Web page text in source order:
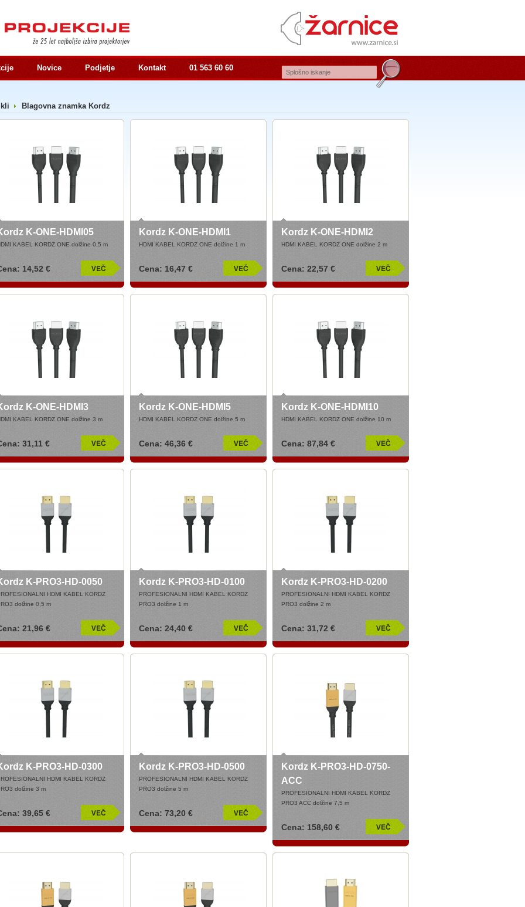
Novice Podjetje Kontakt 01 563 60 60
Blagovna znamka Kordz
K-ONE-HDMI05
KABEL KORDZ ONE dolžine 0,5 m
14,52 €
Kordz K-ONE-HDMI1
HDMI KABEL KORDZ ONE dolžine 1 m
Cena: 16,47 €
Kordz K-ONE-HDMI2
HDMI KABEL KORDZ ONE dolžine 2 m
Cena: 22,57 €
K-ONE-HDMI3
KABEL KORDZ ONE dolžine 3 m
31,11 €
Kordz K-ONE-HDMI5
HDMI KABEL KORDZ ONE dolžine 5 m
Cena: 46,36 €
Kordz K-ONE-HDMI10
HDMI KABEL KORDZ ONE dolžine 10 m
Cena: 87,84 €
K-PRO3-HD-0050
HDMI KABEL KORDZ
dolžine 0,5 m
21,96 €
Kordz K-PRO3-HD-0100
PROFESIONALNI HDMI KABEL KORDZ
PRO3 dolžine 1 m
Cena: 24,40 €
Kordz K-PRO3-HD-0200
PROFESIONALNI HDMI KABEL KORDZ
PRO3 dolžine 2 m
Cena: 31,72 €
K-PRO3-HD-0300
HDMI KABEL KORDZ
dolžine 3 m
39,65 €
Kordz K-PRO3-HD-0500
PROFESIONALNI HDMI KABEL KORDZ
PRO3 dolžine 5 m
Cena: 73,20 €
Kordz K-PRO3-HD-0750-
ACC
PROFESIONALNI HDMI KABEL KORDZ
PRO3 ACC dolžine 7,5 m
Cena: 158,60 €